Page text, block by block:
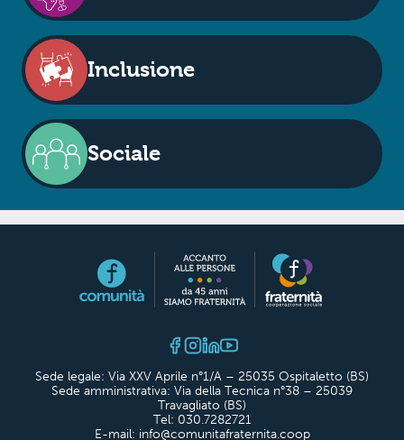
Inclusione
Sociale
Sede legale: Via XXV Aprile n°1/A – 25035 Ospitaletto (BS)
Sede amministrativa: Via della Tecnica n°38 – 25039
Travagliato (BS)
Tel: 030.7282721
E-mail: info@comunitafraternita.coop